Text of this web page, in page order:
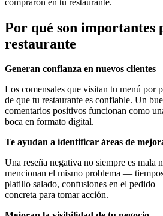
Por qué son importantes
restaurante
Generan confianza en nuevos clientes
Los comensales que visitan tu menú por
de que tu restaurante es confiable. Un
comentarios positivos funcionan como
boca en formato digital.
Te ayudan a identificar áreas de
Una reseña negativa no siempre es mala
mencionan el mismo problema —
platillo salado, confusiones en el pedido
concreta para tomar acción.